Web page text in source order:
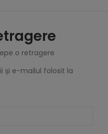
o retragere
și e-mailul folosit la